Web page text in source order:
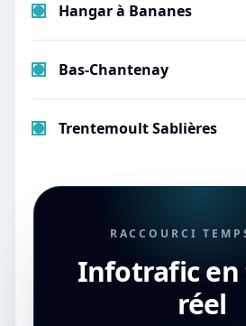
Hangar à Bananes
Bas-Chantenay
Trentemoult Sablières
RACCOURCI
Infotrafic en
réel